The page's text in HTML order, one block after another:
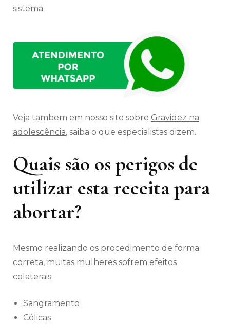
sistema.
Veja tambem em nosso site sobre Gravidez na
adolescência, saiba o que especialistas dizem.
Quais são os perigos de
utilizar esta receita para
abortar?
Mesmo realizando os procedimento de forma
correta, muitas mulheres sofrem efeitos
colaterais:
Sangramento
Cólicas